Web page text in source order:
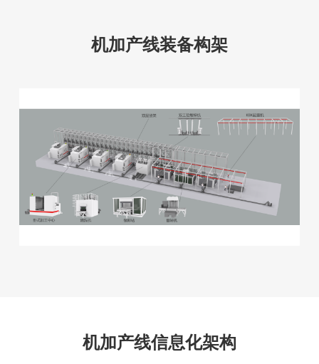
机加产线装备构架
机加产线信息化架构